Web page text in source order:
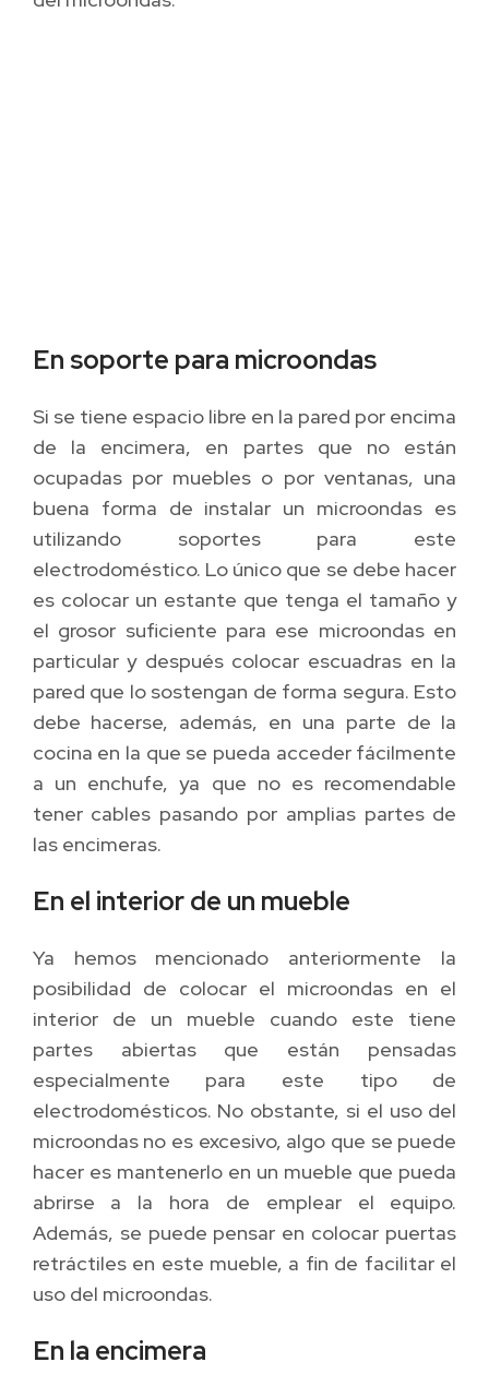
En soporte para microondas
Si se tiene espacio libre en la pared por encima
de la encimera, en partes que no están
ocupadas por muebles o por ventanas, una
buena forma de instalar un microondas es
utilizando soportes para este
electrodoméstico. Lo único que se debe hacer
es colocar un estante que tenga el tamaño y
el grosor suficiente para ese microondas en
particular y después colocar escuadras en la
pared que lo sostengan de forma segura. Esto
debe hacerse, además, en una parte de la
cocina en la que se pueda acceder fácilmente
a un enchufe, ya que no es recomendable
tener cables pasando por amplias partes de
las encimeras.
En el interior de un mueble
Ya hemos mencionado anteriormente la
posibilidad de colocar el microondas en el
interior de un mueble cuando este tiene
partes abiertas que están pensadas
especialmente para este tipo de
electrodomésticos. No obstante, si el uso del
microondas no es excesivo, algo que se puede
hacer es mantenerlo en un mueble que pueda
abrirse a la hora de emplear el equipo.
Además, se puede pensar en colocar puertas
retráctiles en este mueble, a fin de facilitar el
uso del microondas.
En la encimera